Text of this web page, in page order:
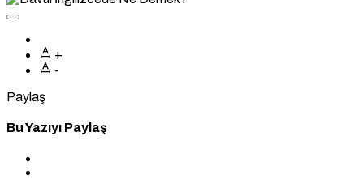
+
-
Paylaş
Bu Yazıyı Paylaş